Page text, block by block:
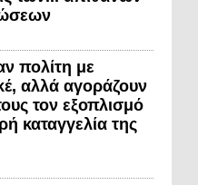
πολίτη με
αλλά αγοράζουν
τον εξοπλισμό
καταγγελία της